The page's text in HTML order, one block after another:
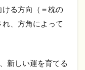
ける方向（＝枕の
、方角によって
新しい運を育てる